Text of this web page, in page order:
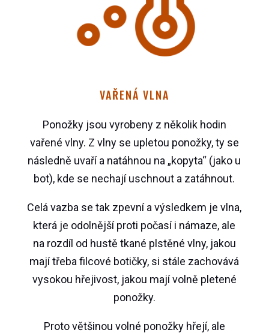
VAŘENÁ VLNA
Ponožky jsou vyrobeny z několik hodin
vařené vlny. Z vlny se upletou ponožky, ty se
následně uvaří a natáhnou na „kopyta“ (jako u
bot), kde se nechají uschnout a zatáhnout.
Celá vazba se tak zpevní a výsledkem je vlna,
která je odolnější proti počasí i námaze, ale
na rozdíl od hustě tkané plstěné vlny, jakou
mají třeba filcové botičky, si stále zachovává
vysokou hřejivost, jakou mají volně pletené
ponožky.
Proto většinou volné ponožky hřejí, ale